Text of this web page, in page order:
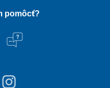
pomôcť?